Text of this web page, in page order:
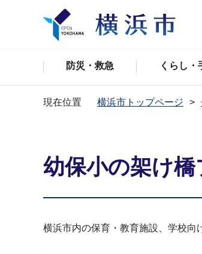
防災・救急 くらし・
現在位置 横浜市トップページ
幼保小の架け橋
横浜市内の保育・教育施設、学校向